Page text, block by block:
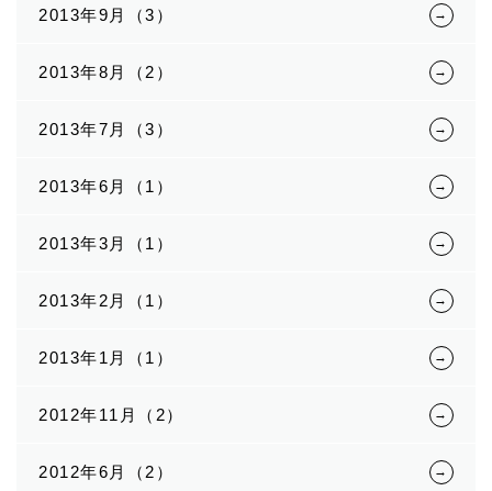
2013年9月（3）
2013年8月（2）
2013年7月（3）
2013年6月（1）
2013年3月（1）
2013年2月（1）
2013年1月（1）
2012年11月（2）
2012年6月（2）